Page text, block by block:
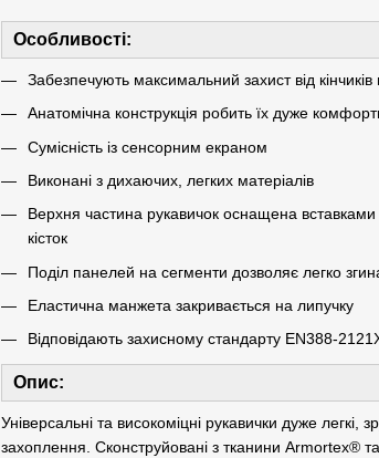
Особливості:
Забезпечують максимальний захист від кінчиків
Анатомічна конструкція робить їх дуже
Сумісність із сенсорним екраном
Виконані з дихаючих, легких матеріалів
Верхня частина рукавичок оснащена вставками
кісток
Поділ панелей на сегменти дозволяє легко
Еластична манжета закривається на липучку
Відповідають захисному стандарту EN388-
Опис:
Універсальні та високоміцні рукавички дуже
захоплення. Сконструйовані з тканини Armortex®